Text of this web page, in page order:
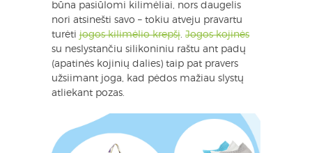
būna pasiūlomi kilimėliai, nors daugelis
nori atsinešti savo – tokiu atveju pravartu
turėti jogos kilimėlio krepšį. Jogos kojinės
su neslystančiu silikoniniu raštu ant padų
(apatinės kojinių dalies) taip pat pravers
užsiimant joga, kad pėdos mažiau slystų
atliekant pozas.